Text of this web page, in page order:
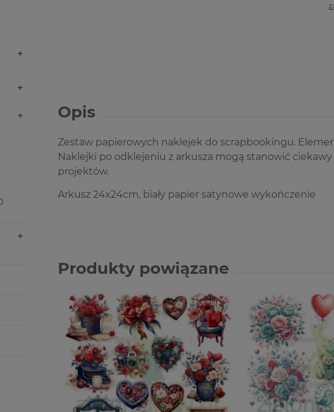
Opis
Zestaw papierowych naklejek do scrapbookingu.
Naklejki po odklejeniu z arkusza mogą stanowić
projektów.
Arkusz 24x24cm, biały papier satynowe wykończenie
Produkty powiązane